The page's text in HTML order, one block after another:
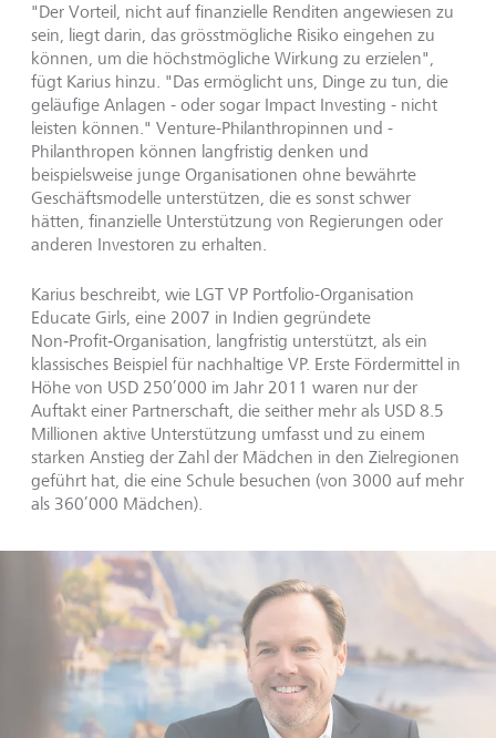
"Der Vorteil, nicht auf finanzielle Renditen angewiesen zu
sein, liegt darin, das grösstmögliche Risiko eingehen zu
können, um die höchstmögliche Wirkung zu erzielen",
fügt Karius hinzu. "Das ermöglicht uns, Dinge zu tun, die
geläufige Anlagen - oder sogar Impact Investing - nicht
leisten können." Venture-Philanthropinnen und -
Philanthropen können langfristig denken und
beispielsweise junge Organisationen ohne bewährte
Geschäftsmodelle unterstützen, die es sonst schwer
hätten, finanzielle Unterstützung von Regierungen oder
anderen Investoren zu erhalten.
Karius beschreibt, wie LGT VP Portfolio-Organisation
Educate Girls, eine 2007 in Indien gegründete
Non‑Profit‑Organisation, langfristig unterstützt, als ein
klassisches Beispiel für nachhaltige VP. Erste Fördermittel in
Höhe von USD 250’000 im Jahr 2011 waren nur der
Auftakt einer Partnerschaft, die seither mehr als USD 8.5
Millionen aktive Unterstützung umfasst und zu einem
starken Anstieg der Zahl der Mädchen in den Zielregionen
geführt hat, die eine Schule besuchen (von 3000 auf mehr
als 360’000 Mädchen).